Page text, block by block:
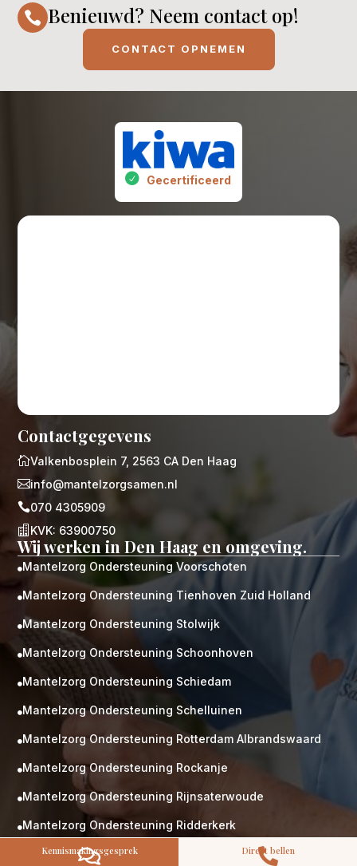
 Benieuwd? Neem contact op!
CONTACT OPNEMEN
Gecertificeerd
Gratis
kennismaking?
Neem vrijblijvend contact op!
Persoonlijke zorgplan
Altijd vertrouwde gezichten
Hoog gekwalificeerd
Kennismakingsgesprek
Contact opnemen
Contactgegevens
Valkenbosplein 7, 2563 CA Den Haag
info@mantelzorgsamen.nl
070 4305909
 KVK: 63900750
Wij werken in Den Haag en omgeving.
 Mantelzorg Ondersteuning Voorschoten
 Mantelzorg Ondersteuning Tienhoven Zuid Holland
 Mantelzorg Ondersteuning Stolwijk
 Mantelzorg Ondersteuning Schoonhoven
 Mantelzorg Ondersteuning Schiedam
 Mantelzorg Ondersteuning Schelluinen
 Mantelzorg Ondersteuning Rotterdam Albrandswaard
 Mantelzorg Ondersteuning Rockanje
 Mantelzorg Ondersteuning Rijnsaterwoude
 Mantelzorg Ondersteuning Ridderkerk
Mantelzorg Ondersteuning Rhoon

Kennismakingsgesprek 
Direct bellen